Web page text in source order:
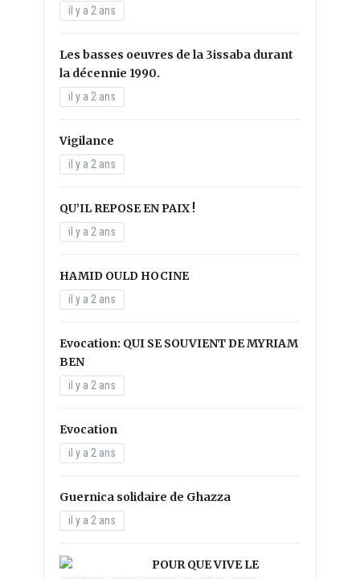
il y a 2 ans
Les basses oeuvres de la 3issaba durant
la décennie 1990.
il y a 2 ans
Vigilance
il y a 2 ans
QU’IL REPOSE EN PAIX !
il y a 2 ans
HAMID OULD HOCINE
il y a 2 ans
Evocation: QUI SE SOUVIENT DE MYRIAM
BEN
il y a 2 ans
Evocation
il y a 2 ans
Guernica solidaire de Ghazza
il y a 2 ans
POUR QUE VIVE LE